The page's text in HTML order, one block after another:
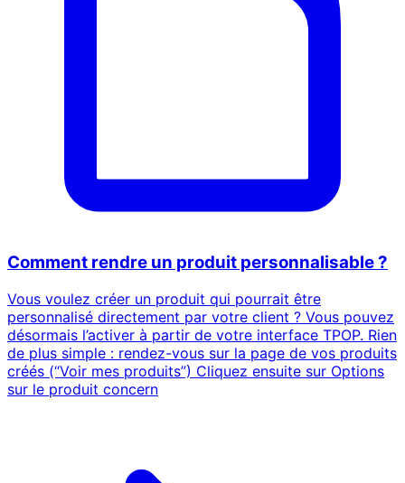
Comment rendre un produit personnalisable ?
Vous voulez créer un produit qui pourrait être
personnalisé directement par votre client ? Vous pouvez
désormais l’activer à partir de votre interface TPOP. Rien
de plus simple : rendez-vous sur la page de vos produits
créés (“Voir mes produits”) Cliquez ensuite sur Options
sur le produit concern